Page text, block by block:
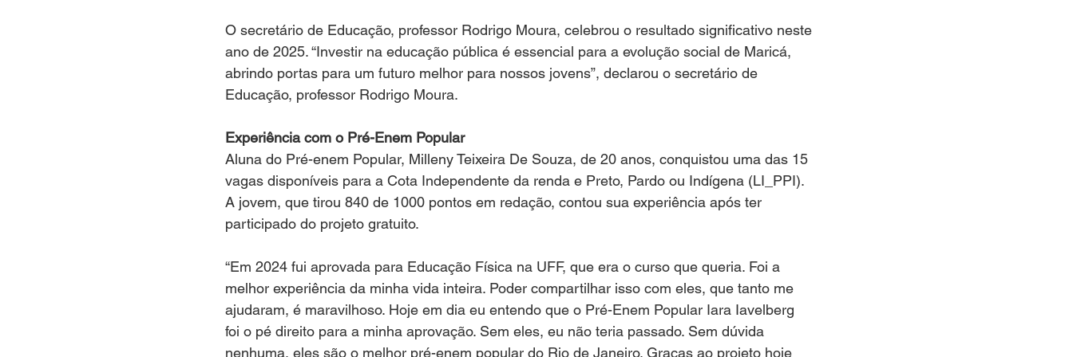
O secretário de Educação, professor Rodrigo Moura, celebrou o resultado significativo neste
ano de 2025. “Investir na educação pública é essencial para a evolução social de Maricá,
abrindo portas para um futuro melhor para nossos jovens”, declarou o secretário de
Educação, professor Rodrigo Moura.
Experiência com o Pré-Enem Popular
Aluna do Pré-enem Popular, Milleny Teixeira De Souza, de 20 anos, conquistou uma das 15
vagas disponíveis para a Cota Independente da renda e Preto, Pardo ou Indígena (LI_PPI).
A jovem, que tirou 840 de 1000 pontos em redação, contou sua experiência após ter
participado do projeto gratuito.
“Em 2024 fui aprovada para Educação Física na UFF, que era o curso que queria. Foi a
melhor experiência da minha vida inteira. Poder compartilhar isso com eles, que tanto me
ajudaram, é maravilhoso. Hoje em dia eu entendo que o Pré-Enem Popular Iara Iavelberg
foi o pé direito para a minha aprovação. Sem eles, eu não teria passado. Sem dúvida
nenhuma, eles são o melhor pré-enem popular do Rio de Janeiro. Graças ao projeto hoje